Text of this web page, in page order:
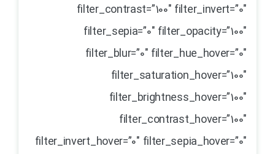
filter_contrast=”100″ filter_invert=”0″
filter_sepia=”0″ filter_opacity=”100″
filter_blur=”0″ filter_hue_hover=”0″
filter_saturation_hover=”100″
filter_brightness_hover=”100″
filter_contrast_hover=”100″
filter_invert_hover=”0″ filter_sepia_hover=”0″